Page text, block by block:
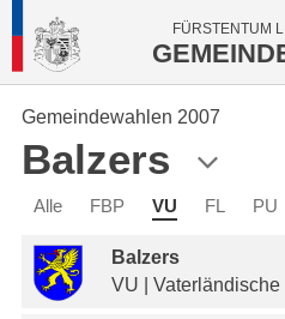
FÜRSTENTUM
Gemeindewahlen 2007
Balzers
Alle FBP VU FL PU
Balzers
VU | Vaterländische